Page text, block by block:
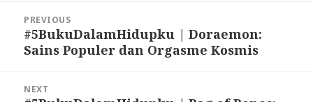
navigation
PREVIOUS
Previous
post:
#5BukuDalamHidupku | Doraemon:
Sains Populer dan Orgasme Kosmis
NEXT